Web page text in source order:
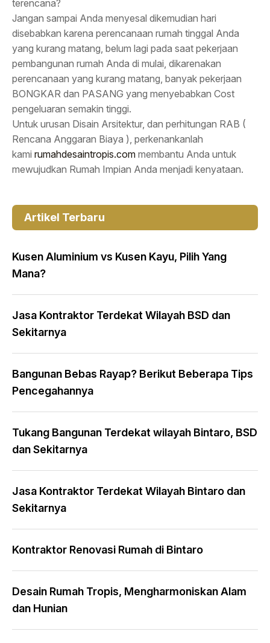
terencana?
Jangan sampai Anda menyesal dikemudian hari
disebabkan karena perencanaan rumah tinggal Anda
yang kurang matang, belum lagi pada saat pekerjaan
pembangunan rumah Anda di mulai, dikarenakan
perencanaan yang kurang matang, banyak pekerjaan
BONGKAR dan PASANG yang menyebabkan Cost
pengeluaran semakin tinggi.
Untuk urusan Disain Arsitektur, dan perhitungan RAB (
Rencana Anggaran Biaya ), perkenankanlah
kami rumahdesaintropis.com membantu Anda untuk
mewujudkan Rumah Impian Anda menjadi kenyataan.
Artikel Terbaru
Kusen Aluminium vs Kusen Kayu, Pilih Yang
Mana?
Jasa Kontraktor Terdekat Wilayah BSD dan
Sekitarnya
Bangunan Bebas Rayap? Berikut Beberapa Tips
Pencegahannya
Tukang Bangunan Terdekat wilayah Bintaro, BSD
dan Sekitarnya
Jasa Kontraktor Terdekat Wilayah Bintaro dan
Sekitarnya
Kontraktor Renovasi Rumah di Bintaro
Desain Rumah Tropis, Mengharmoniskan Alam
dan Hunian